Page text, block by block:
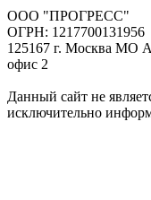
ООО "ПРОГРЕСС"
ОГРН: 1217700131956
125167 г. Москва МО
офис 2
Данный сайт не
исключительно